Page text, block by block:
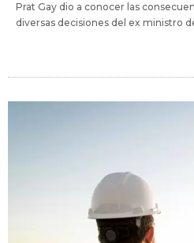
Prat Gay dio a conocer las
diversas decisiones del ex ministro